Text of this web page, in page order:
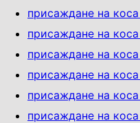
присаждане на
присаждане на
присаждане на
присаждане на коса
присаждане на
присаждане на